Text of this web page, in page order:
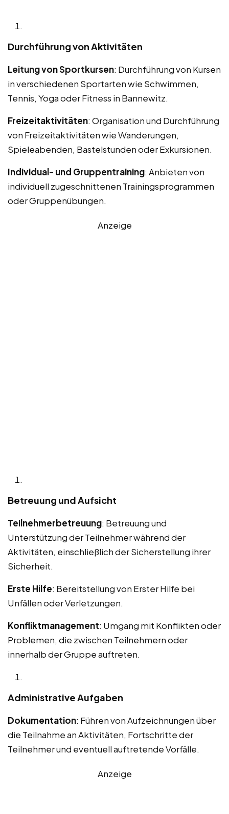
Durchführung von Aktivitäten
Leitung von Sportkursen: Durchführung von Kursen
in verschiedenen Sportarten wie Schwimmen,
Tennis, Yoga oder Fitness in Bannewitz.
Freizeitaktivitäten: Organisation und Durchführung
von Freizeitaktivitäten wie Wanderungen,
Spieleabenden, Bastelstunden oder Exkursionen.
Individual- und Gruppentraining: Anbieten von
individuell zugeschnittenen Trainingsprogrammen
oder Gruppenübungen.
Anzeige
Betreuung und Aufsicht
Teilnehmerbetreuung: Betreuung und
Unterstützung der Teilnehmer während der
Aktivitäten, einschließlich der Sicherstellung ihrer
Sicherheit.
Erste Hilfe: Bereitstellung von Erster Hilfe bei
Unfällen oder Verletzungen.
Konfliktmanagement: Umgang mit Konflikten oder
Problemen, die zwischen Teilnehmern oder
innerhalb der Gruppe auftreten.
Administrative Aufgaben
Dokumentation: Führen von Aufzeichnungen über
die Teilnahme an Aktivitäten, Fortschritte der
Teilnehmer und eventuell auftretende Vorfälle.
Anzeige